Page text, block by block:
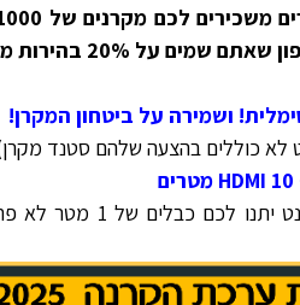
משמע תקבלו תמונה
ושמירה על ביטחון המקרן!
לא כוללים בהצעה שלהם סטנד
רוב המשכירים